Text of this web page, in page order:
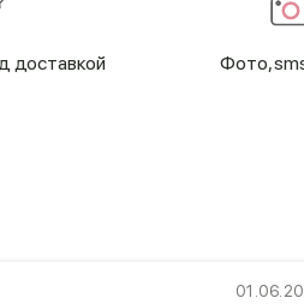
доставкой Фото,